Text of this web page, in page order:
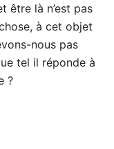
être là n’est pas
à cet objet
nous pas
tel il réponde à
?